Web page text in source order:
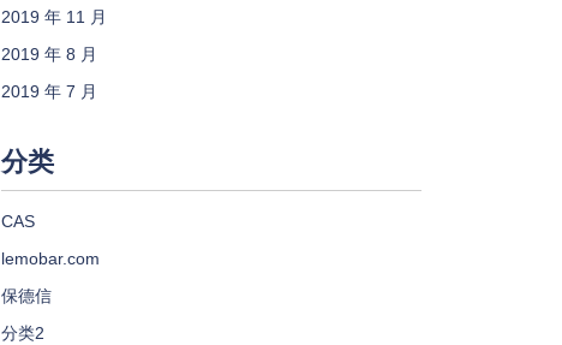
2019 年 11 月
2019 年 8 月
2019 年 7 月
分类
CAS
lemobar.com
保德信
分类2